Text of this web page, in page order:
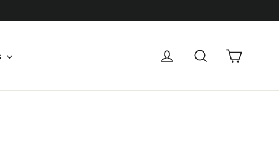
Se connecterRechercher